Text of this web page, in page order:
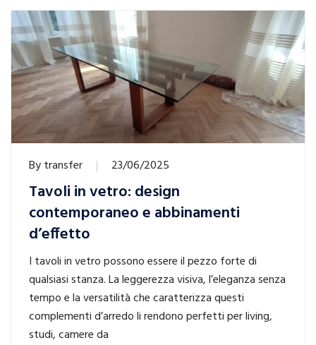
Bytransfer 23/06/2025
Tavoli in vetro: design
contemporaneo e abbinamenti
d’effetto
I tavoli in vetro possono essere il pezzo forte di
qualsiasi stanza. La leggerezza visiva, l’eleganza senza
tempo e la versatilità che caratterizza questi
complementi d’arredo li rendono perfetti per living,
studi, camere da